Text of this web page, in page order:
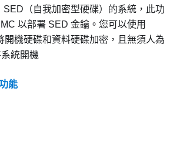
SED（自我加密型硬碟）的系統，此功
以部署 SED 金鑰。您可以使用
開機硬碟和資料硬碟加密，且無須人為
統開機
能